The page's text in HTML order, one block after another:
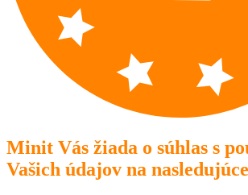
Minit Vás žiada o súhlas s
Vašich údajov na